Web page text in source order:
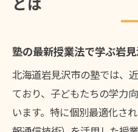
塾の最新授業法で学ぶ岩
北海道岩見沢市の塾では、
ており、子どもたちの学力
います。特に個別最適化さ